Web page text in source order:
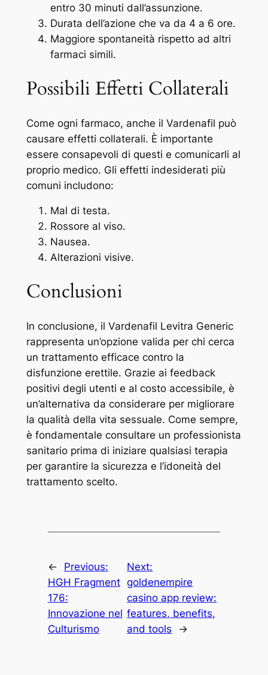
entro 30 minuti dall’assunzione.
Durata dell’azione che va da 4 a 6 ore.
Maggiore spontaneità rispetto ad altri
farmaci simili.
Possibili Effetti Collaterali
Come ogni farmaco, anche il Vardenafil può
causare effetti collaterali. È importante
essere consapevoli di questi e comunicarli al
proprio medico. Gli effetti indesiderati più
comuni includono:
Mal di testa.
Rossore al viso.
Nausea.
Alterazioni visive.
Conclusioni
In conclusione, il Vardenafil Levitra Generic
rappresenta un’opzione valida per chi cerca
un trattamento efficace contro la
disfunzione erettile. Grazie ai feedback
positivi degli utenti e al costo accessibile, è
un’alternativa da considerare per migliorare
la qualità della vita sessuale. Come sempre,
è fondamentale consultare un professionista
sanitario prima di iniziare qualsiasi terapia
per garantire la sicurezza e l’idoneità del
trattamento scelto.
←
Previous:
HGH Fragment
176:
Innovazione nel
Culturismo
Next:
goldenempire
casino app review:
features, benefits,
and tools
→